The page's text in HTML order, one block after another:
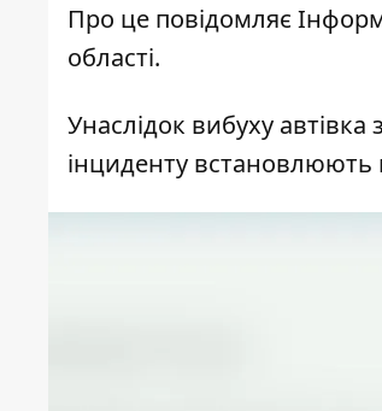
Про це повідомляє
області.
Унаслідок вибуху
інциденту встановлюють